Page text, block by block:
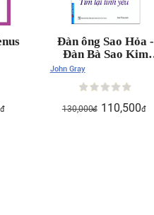
đ
Đàn ông Sao Hỏa -
Đàn Bà Sao Kim
(Tìm lại tình yêu)
John Gray
130,000đ 110,500đ